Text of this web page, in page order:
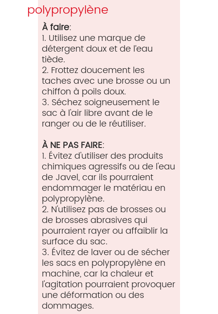
polypropylène
À faire:
1. Utilisez une marque de
détergent doux et de l’eau
tiède.
2. Frottez doucement les
taches avec une brosse ou un
chiffon à poils doux.
3. Séchez soigneusement le
sac à l'air libre avant de le
ranger ou de le réutiliser.
À NE PAS FAIRE:
1. Évitez d'utiliser des produits
chimiques agressifs ou de l'eau
de Javel, car ils pourraient
endommager le matériau en
polypropylène.
2. N'utilisez pas de brosses ou
de brosses abrasives qui
pourraient rayer ou affaiblir la
surface du sac.
3. Évitez de laver ou de sécher
les sacs en polypropylène en
machine, car la chaleur et
l'agitation pourraient provoquer
une déformation ou des
dommages.